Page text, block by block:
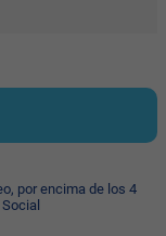
por encima de los 4